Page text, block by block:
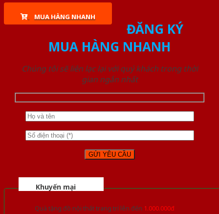
MUA HÀNG NHANH
ĐĂNG KÝ
MUA HÀNG NHANH
Chúng tôi sẽ liên lạc lại với quý khách trong thời
gian ngắn nhất
Khuyến mại
Quà tặng đồ nội thất trang trí lên đến 1.000.000đ